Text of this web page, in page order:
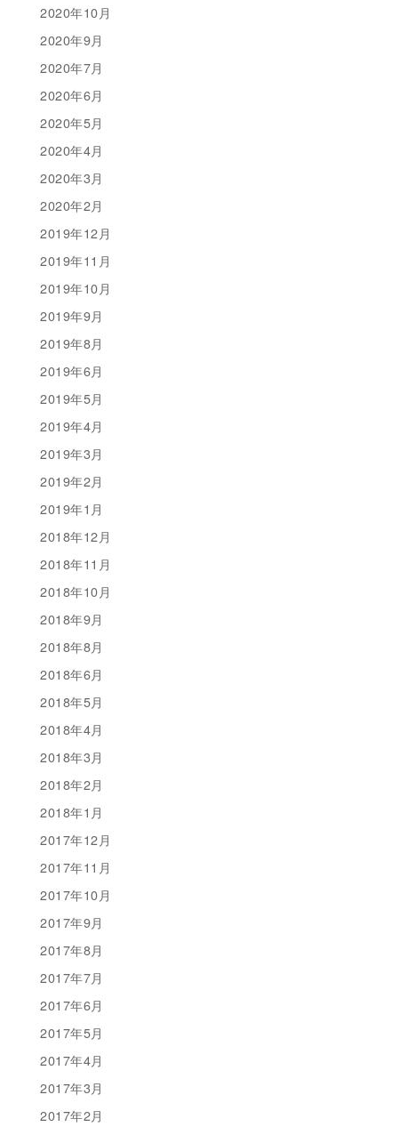
2020年10月
2020年9月
2020年7月
2020年6月
2020年5月
2020年4月
2020年3月
2020年2月
2019年12月
2019年11月
2019年10月
2019年9月
2019年8月
2019年6月
2019年5月
2019年4月
2019年3月
2019年2月
2019年1月
2018年12月
2018年11月
2018年10月
2018年9月
2018年8月
2018年6月
2018年5月
2018年4月
2018年3月
2018年2月
2018年1月
2017年12月
2017年11月
2017年10月
2017年9月
2017年8月
2017年7月
2017年6月
2017年5月
2017年4月
2017年3月
2017年2月